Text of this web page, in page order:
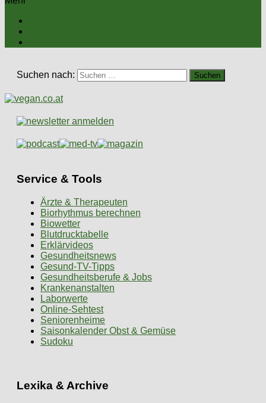
Suchen nach:
Service & Tools
Ärzte & Therapeuten
Biorhythmus berechnen
Biowetter
Blutdrucktabelle
Erklärvideos
Gesundheitsnews
Gesund-TV-Tipps
Gesundheitsberufe & Jobs
Krankenanstalten
Laborwerte
Online-Sehtest
Seniorenheime
Saisonkalender Obst & Gemüse
Sudoku
Lexika & Archive